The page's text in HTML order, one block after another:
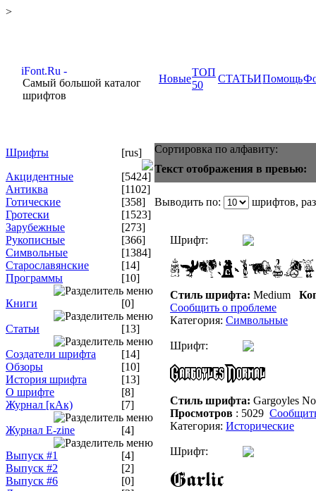
>
Самый большой каталог
шрифтов
Новые
ТОП
50
СТАТЬИПомощь
Шрифты
[rus]
Акцидентные
[5424]
Антиква
[1102]
Готические
[358]
Гротески
[1523]
Зарубежные
[273]
Рукописные
[366]
Символьные
[1384]
Старославянские
[14]
Программы
[10]
Книги [0]
Статьи [13]
Создатели шрифта
[14]
Обзоры
[10]
История шрифта
[13]
О шрифте
[8]
Журнал [кАк)
[7]
Журнал E-zine [4]
Выпуск #1
[4]
Выпуск #2
[2]
Выпуск #6
[0]
Сортировка по алфавиту:
Текст отображения в превью:
Выводить по: шрифтов,
Шрифт:
Стиль шрифта: Medium
Сообщить о проблеме
Категория: Символьные
Шрифт:
Стиль шрифта: Gargoyles
Просмотров : 5029
Категория: Исторические
Шрифт: